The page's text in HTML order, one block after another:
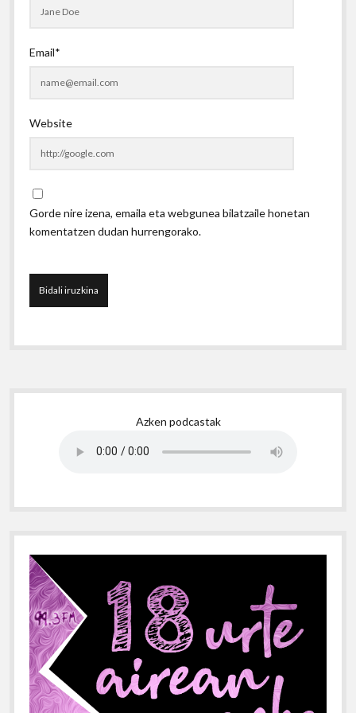
Email*
Website
Gorde nire izena, emaila eta webgunea bilatzaile honetan
komentatzen dudan hurrengorako.
Sidebar
Azken podcastak